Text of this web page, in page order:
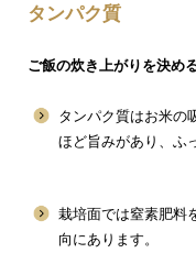
タンパク質
ご飯の炊き上がりを決め
タンパク質はお米の
ほど旨みがあり、
栽培面では窒素肥料
向にあります。